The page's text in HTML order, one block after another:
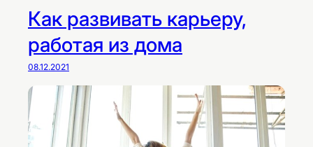
Как развивать карьеру,
работая из дома
08.12.2021